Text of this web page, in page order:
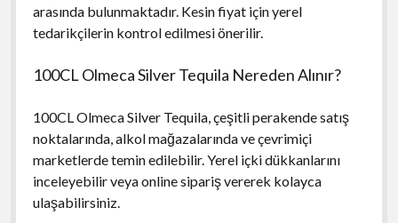
arasında bulunmaktadır. Kesin fiyat için yerel
tedarikçilerin kontrol edilmesi önerilir.
100CL Olmeca Silver Tequila Nereden Alınır?
100CL Olmeca Silver Tequila, çeşitli perakende satış
noktalarında, alkol mağazalarında ve çevrimiçi
marketlerde temin edilebilir. Yerel içki dükkanlarını
inceleyebilir veya online sipariş vererek kolayca
ulaşabilirsiniz.